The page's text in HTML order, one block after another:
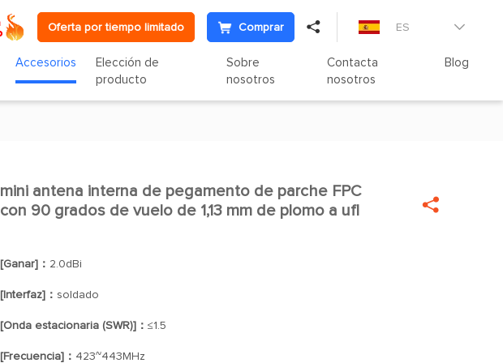
Oferta por tiempo limitado Comprar  ES 
Accesorios
Elección de
producto
Sobre
nosotros
Contacta
nosotros
Blog

mini antena interna de pegamento de parche FPC
con 90 grados de vuelo de 1,13 mm de plomo a ufl

[Ganar]： 2.0dBi
[Interfaz]： soldado
[Onda estacionaria (SWR)]： ≤1.5
[Frecuencia]： 423~443MHz